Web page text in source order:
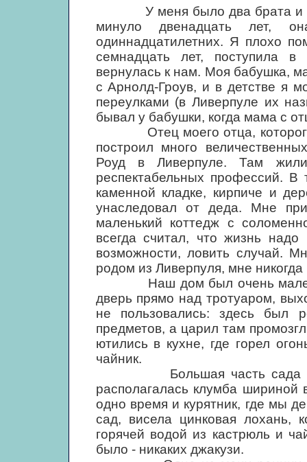
У меня было два брата и
минуло двенадцать лет,
одиннадцатилетних. Я плохо
семнадцать лет, поступила
вернулась к нам. Моя бабушка,
с Арнолд-Гроув, и в детстве я
переулками (в Ливерпуле их
бывал у бабушки, когда мама с
Отец моего отца, которого
построил много
Роуд в Ливерпуле. Там
респектабельных профессий.
каменной кладке, кирпиче и
унаследовал от деда. Мне
маленький коттедж с
всегда считал, что жизнь
возможности, ловить случай.
родом из Ливерпуля, мне
Наш дом был очень
дверь прямо над тротуаром,
не пользовались: здесь был
предметов, а царил там
ютились в кухне, где горел
чайник.
Большая часть сада была
располагалась клумба
одно время и курятник, где мы
сад, висела цинковая
горячей водой из кастрюль и
было - никаких джакузи.